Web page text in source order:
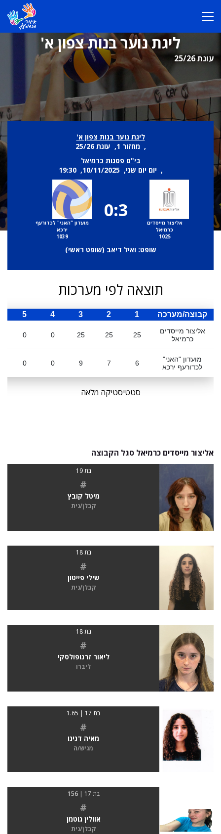
ליגת נוער בנות צפון א'
עונת 25/26
ליגת נוער בנות צפון א'
, מחזור 1, עונת 25/26
בי"ס פסגות כרמיאל
, יום יום שני, 10/11/2025, 19:30
אליצור מייסדים
כרמיאל
1025
0:3
מועדון "האני" לכדורעף
ירכא
1039
שופט: ואיל דיאב (שופט ראשי)
תוצאה לפי מערכות
קבוצה/מערכה 1
2
3
4
5
אליצור מייסדים
כרמיאל
25
25
25
0
0
מועדון "האני"
לכדורעף ירכא
6
7
9
0
0
סטטיסטיקה מלאה
אליצור מייסדים כרמיאל סגל הקבוצה
בת 19
#
מיטל קובץ
קבלן/נית
בת 18
#
שילי פייטון
קבלן/נית
בת 18
#
ליאור זרנופולסקי
ליברו
בת 17 | 1.65
#
מאיה דנינו
מגיש/ה
בת 17 | 156
#
אוולין גוטמן
קבלן/נית